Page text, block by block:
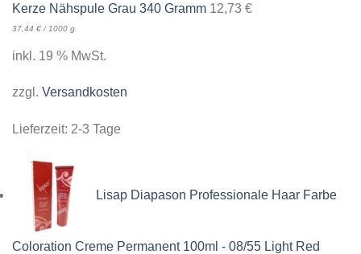
Kerze Nähspule Grau 340 Gramm 12,73 €
37,44 € / 1000 g
inkl. 19 % MwSt.
zzgl. Versandkosten
Lieferzeit: 2-3 Tage
Lisap Diapason Professionale Haar Farbe
Coloration Creme Permanent 100ml - 08/55 Light Red